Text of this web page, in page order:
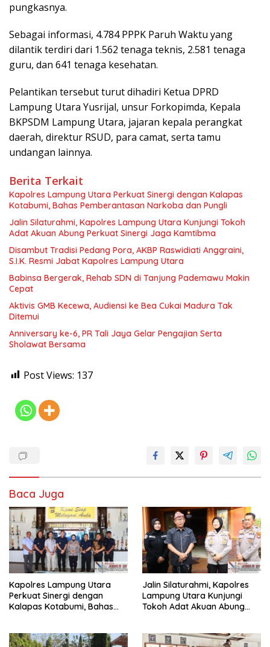
pungkasnya.
Sebagai informasi, 4.784 PPPK Paruh Waktu yang
dilantik terdiri dari 1.562 tenaga teknis, 2.581 tenaga
guru, dan 641 tenaga kesehatan.
Pelantikan tersebut turut dihadiri Ketua DPRD
Lampung Utara Yusrijal, unsur Forkopimda, Kepala
BKPSDM Lampung Utara, jajaran kepala perangkat
daerah, direktur RSUD, para camat, serta tamu
undangan lainnya.
Berita Terkait
Kapolres Lampung Utara Perkuat Sinergi dengan Kalapas
Kotabumi, Bahas Pemberantasan Narkoba dan Pungli
Jalin Silaturahmi, Kapolres Lampung Utara Kunjungi Tokoh
Adat Akuan Abung Perkuat Sinergi Jaga Kamtibma
Disambut Tradisi Pedang Pora, AKBP Raswidiati Anggraini,
S.I.K. Resmi Jabat Kapolres Lampung Utara
Babinsa Bergerak, Rehab SDN di Tanjung Pademawu Makin
Cepat
Aktivis GMB Kecewa, Audiensi ke Bea Cukai Madura Tak
Ditemui
Anniversary ke-6, PR Tali Jaya Gelar Pengajian Serta
Sholawat Bersama
Post Views: 137
Baca Juga
Kapolres Lampung Utara
Perkuat Sinergi dengan
Kalapas Kotabumi, Bahas
Jalin Silaturahmi, Kapolres
Lampung Utara Kunjungi
Tokoh Adat Akuan Abung